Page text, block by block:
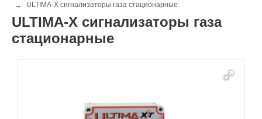
ULTIMA-X сигнализаторы газа стационарные
ULTIMA-X сигнализаторы газа
стационарные